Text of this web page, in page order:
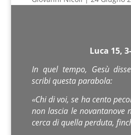
Luca 15,
In quel tempo, Gesù
scribi questa parabola:
«Chi di voi, se ha cento
non lascia le novantanove
cerca di quella perduta,